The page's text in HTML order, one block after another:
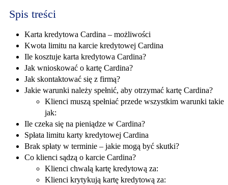
Spis treści
Karta kredytowa Cardina – możliwości
Kwota limitu na karcie kredytowej Cardina
Ile kosztuje karta kredytowa Cardina?
Jak wnioskować o kartę Cardina?
Jak skontaktować się z firmą?
Jakie warunki należy spełnić, aby otrzymać kartę Cardina?
Klienci muszą spełniać przede wszystkim warunki takie
jak:
Ile czeka się na pieniądze w Cardina?
Spłata limitu karty kredytowej Cardina
Brak spłaty w terminie – jakie mogą być skutki?
Co klienci sądzą o karcie Cardina?
Klienci chwalą kartę kredytową za:
Klienci krytykują kartę kredytową za: